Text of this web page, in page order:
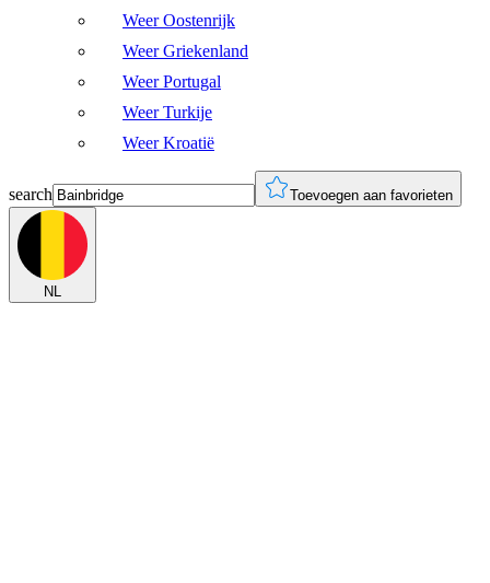
Weer Oostenrijk
Weer Griekenland
Weer Portugal
Weer Turkije
Weer Kroatië
search Toevoegen aan favorieten
NL